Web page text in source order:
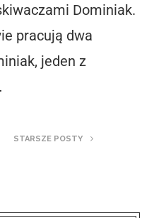
Dominiak.
pracują dwa
jeden z
STARSZE POSTY